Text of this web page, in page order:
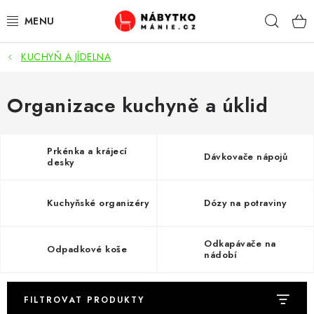
na
OBÝVACÍ POKOJ
KUCHYŇ A JÍDELNA
DĚTSKÝ POKOJ
KANCELÁŘ / PRACOVNA
KOUPELNA A WC
PŘEDSÍŇ
KUCHYŇ A JÍDELNA
Organizace kuchyně a úklid
Prkénka a krájecí
desky
Dávkovače nápojů
Kuchyňské organizéry Dózy na potraviny
Odpadkové koše
Odkapávače na
nádobí
FILTROVAT PRODUKTY